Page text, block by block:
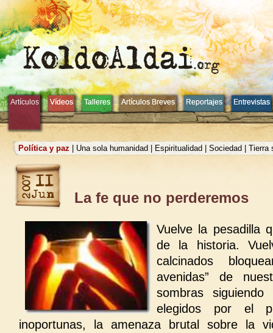
Artículos Vídeos Talleres Artículos Breves Reportajes Entrevistas
Artículos Vídeos Talleres Artículos Breves Reportajes Entrevistas
Política y paz Una sola humanidad Espiritualidad Sociedad Tierra
La fe que no perderemos
Vuelve la pesadilla
de la historia.
calcinados
avenidas” de
sombras
elegidos por el
inoportunas, la amenaza brutal sobre la